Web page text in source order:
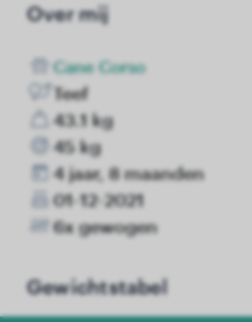
Over mij
Cane Corso
Teef
43.1 kg
45 kg
4 jaar, 8 maanden
01-12-2021
6x gewogen
Gewichtstabel